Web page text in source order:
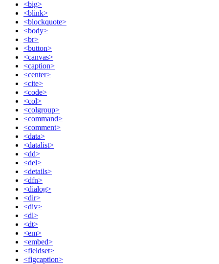
<big>
<blink>
<blockquote>
<body>
<br>
<button>
<canvas>
<caption>
<center>
<cite>
<code>
<col>
<colgroup>
<command>
<comment>
<data>
<datalist>
<dd>
<del>
<details>
<dfn>
<dialog>
<dir>
<div>
<dl>
<dt>
<em>
<embed>
<fieldset>
<figcaption>